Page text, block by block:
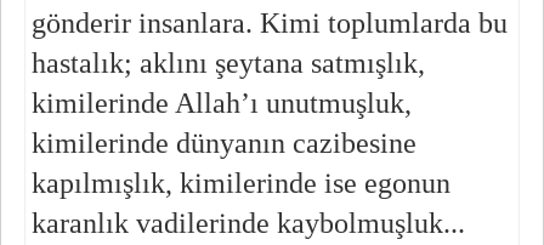
gönderir insanlara. Kimi toplumlarda bu
hastalık; aklını şeytana satmışlık,
kimilerinde Allah’ı unutmuşluk,
kimilerinde dünyanın cazibesine
kapılmışlık, kimilerinde ise egonun
karanlık vadilerinde kaybolmuşluk...